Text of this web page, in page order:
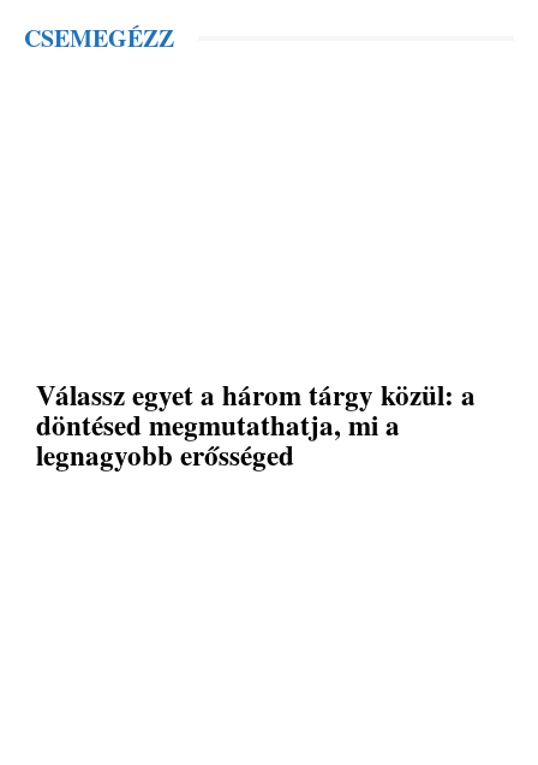
CSEMEGÉZZ
Válassz egyet a három tárgy közül: a
döntésed megmutathatja, mi a
legnagyobb erősséged